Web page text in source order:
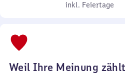
inkl. Feiertage
7
inkl. Feiertage
Weil Ihre Meinung